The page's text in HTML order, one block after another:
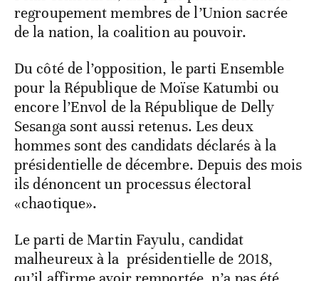
regroupement membres de l’Union sacrée
de la nation, la coalition au pouvoir.
Du côté de l’opposition, le parti Ensemble
pour la République de Moïse Katumbi ou
encore l’Envol de la République de Delly
Sesanga sont aussi retenus. Les deux
hommes sont des candidats déclarés à la
présidentielle de décembre. Depuis des mois
ils dénoncent un processus électoral
«chaotique».
Le parti de Martin Fayulu, candidat
malheureux à la présidentielle de 2018,